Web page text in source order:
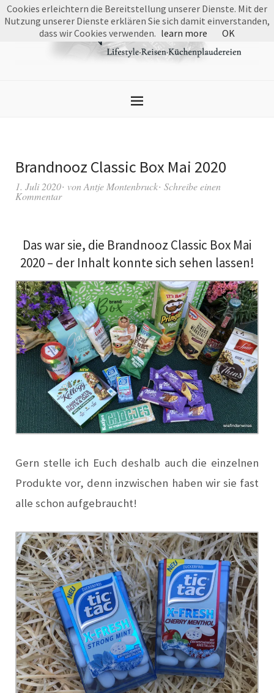
Brandnooz Classic Box Mai 2020
1. Juli 2020 vonAntje Montenbruck Schreibe einen
Kommentar
Das war sie, die Brandnooz Classic Box Mai
2020 – der Inhalt konnte sich sehen lassen!
Gern stelle ich Euch deshalb auch die einzelnen
Produkte vor, denn inzwischen haben wir sie fast
alle schon aufgebraucht!
Cookies erleichtern die Bereitstellung unserer Dienste. Mit der
Nutzung unserer Dienste erklären Sie sich damit einverstanden,
dass wir Cookies verwenden. learn more OK